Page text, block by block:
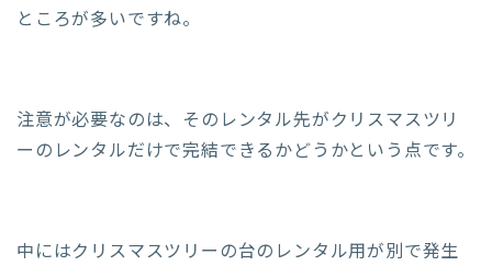
ところが多いですね。
注意が必要なのは、そのレンタル先がクリスマスツリ
ーのレンタルだけで完結できるかどうかという点です。
中にはクリスマスツリーの台のレンタル用が別で発生